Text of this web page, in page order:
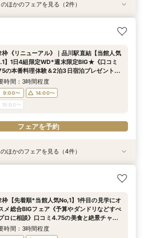
ンライン相談会】ご自宅からPCやスマホに
13:00〜
14:00〜
15:00〜
16:00〜
17:00〜
フェアを予約
で完結◆お得なブライダルフェア◆
11:00〜
13:00〜
15:00〜
17:00〜
フェアを予約
ほかのフェアを見る（2件）
枠《リニューアル》｜品川駅直結【当館人気
】1日4組限定WD*週末限定BIG★《口コミ
の本番料理体験＆2泊3日宿泊プレゼント》1
の来館でプレミアム特典＆最大80万円ご優
き
時間：3時間程度
9:00〜
14:00〜
18:00〜
フェアを予約
年2月｜挙式限定】2泊3日×アットホー
品川駅直結
9:00〜
14:00〜
18:00〜
駅直結ブランドホテル◆遠方ゲストも安心の
付フェア
9:00〜
14:00〜
18:00〜
タニティの方も安心】無料試食×式場見学×
相談会
9:00〜
14:00〜
18:00〜
見学限定】メイン会場｜ハルモニア◆最大
円優待◆
9:00〜
14:00〜
18:00〜
ほかのフェアを見る（4件）
枠【先着順*当館人気No,1】1件目の見学にオ
メ総合BIGフェア《予算やダンドリなどすべ
ロに相談》口コミ4.75の美食と絶景チャペ
験◆1日4組限定ホテルウェディング相談会
時間：3時間程度